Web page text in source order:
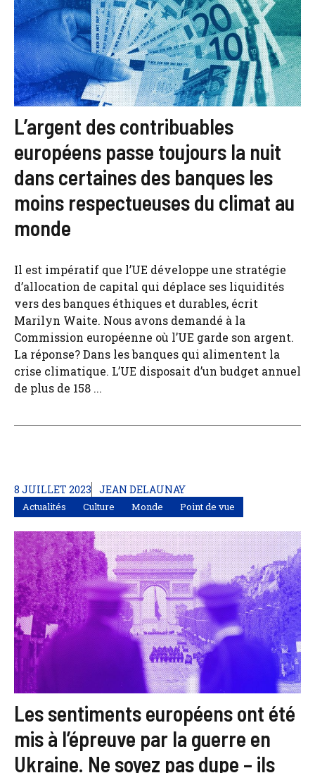
L’argent des contribuables
européens passe toujours la nuit
dans certaines des banques les
moins respectueuses du climat au
monde
Il est impératif que l’UE développe une stratégie
d’allocation de capital qui déplace ses liquidités
vers des banques éthiques et durables, écrit
Marilyn Waite. Nous avons demandé à la
Commission européenne où l’UE garde son argent.
La réponse? Dans les banques qui alimentent la
crise climatique. L’UE disposait d’un budget annuel
de plus de 158 ...
8 JUILLET 2023 JEAN DELAUNAY
Actualités Culture Monde Point de vue
Les sentiments européens ont été
mis à l’épreuve par la guerre en
Ukraine. Ne soyez pas dupe – ils